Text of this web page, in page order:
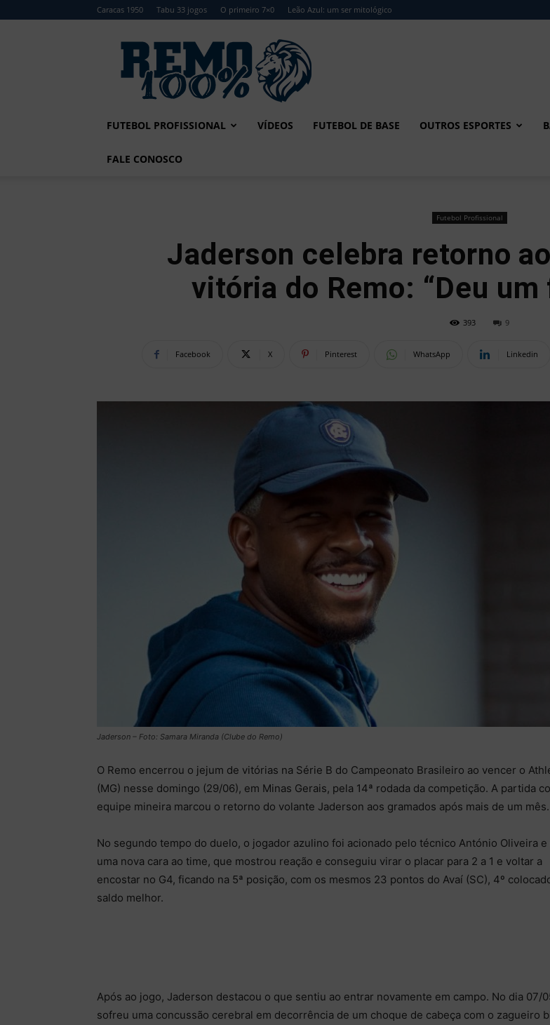
Caracas 1950 Tabu 33 jogos O primeiro 7×0 Leão Azul: um ser mitológico
Remo
FUTEBOL PROFISSIONAL VÍDEOS FUTEBOL DE BASE OUTROS ESPORTES
FALE CONOSCO
Futebol Profissional
Jaderson celebra retorno
vitória do Remo: “Deu
393 9
Facebook X Pinterest WhatsApp Linkedin
Jaderson – Foto: Samara Miranda (Clube do Remo)
O Remo encerrou o jejum de vitórias na Série B do Campeonato Brasileiro ao vencer o
(MG) nesse domingo (29/06), em Minas Gerais, pela 14ª rodada da competição. A partida
equipe mineira marcou o retorno do volante Jaderson aos gramados após mais de um mês.
No segundo tempo do duelo, o jogador azulino foi acionado pelo técnico António Oliveira e
uma nova cara ao time, que mostrou reação e conseguiu virar o placar para 2 a 1 e voltar a
encostar no G4, ficando na 5ª posição, com os mesmos 23 pontos do Avaí (SC), 4º
saldo melhor.
Após ao jogo, Jaderson destacou o que sentiu ao entrar novamente em campo. No dia 07/
sofreu uma concussão cerebral em decorrência de um choque de cabeça com o zagueiro